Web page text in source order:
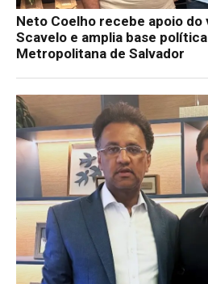
Neto Coelho recebe apoio do
Scavelo e amplia base
Metropolitana de Salvador